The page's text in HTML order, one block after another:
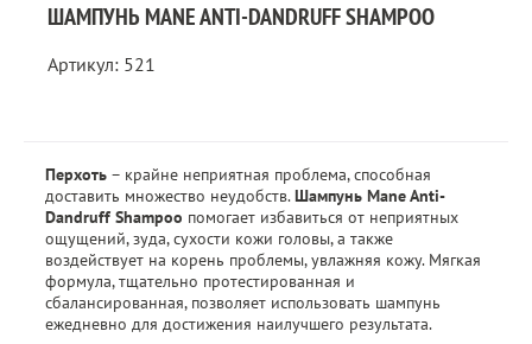
ШАМПУНЬ MANE ANTI-DANDRUFF SHAMPOO
Артикул: 521
Перхоть – крайне неприятная проблема, способная
доставить множество неудобств.Шампунь Mane Anti-
Dandruff Shampoo помогает избавиться от неприятных
ощущений, зуда, сухости кожи головы, а также
воздействует на корень проблемы, увлажняя кожу. Мягкая
формула, тщательно протестированная и
сбалансированная, позволяет использовать шампунь
ежедневно для достижения наилучшего результата.